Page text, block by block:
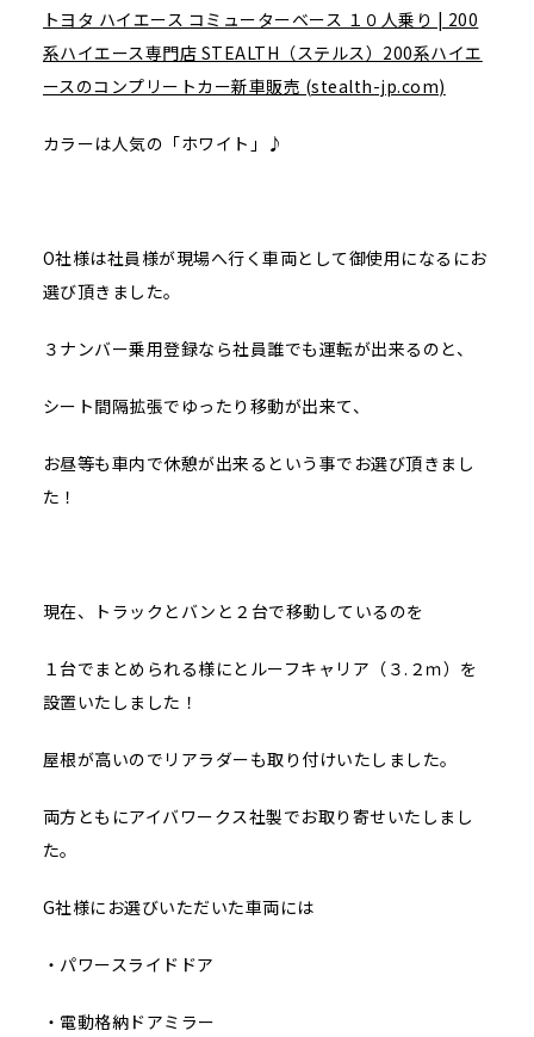
トヨタ ハイエース コミューターベース １０人乗り | 200
系ハイエース専門店 STEALTH（ステルス）200系ハイエ
ースのコンプリートカー新車販売 (stealth-jp.com)
カラーは人気の「ホワイト」♪
O社様は社員様が現場へ行く車両として御使用になるにお
選び頂きました。
３ナンバー乗用登録なら社員誰でも運転が出来るのと、
シート間隔拡張でゆったり移動が出来て、
お昼等も車内で休憩が出来るという事でお選び頂きまし
た！
現在、トラックとバンと２台で移動しているのを
１台でまとめられる様にとルーフキャリア（３.２ｍ）を
設置いたしました！
屋根が高いのでリアラダーも取り付けいたしました。
両方ともにアイバワークス社製でお取り寄せいたしまし
た。
G社様にお選びいただいた車両には
・パワースライドドア
・電動格納ドアミラー